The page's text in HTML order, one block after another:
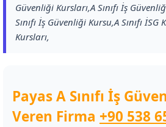
Güvenliği Kursları,A Sınıfı İş
Sınıfı İş Güvenliği Kursu,A Sınıfı İSG
Kursları,
Payas A Sınıfı İş
Veren Firma +90 538